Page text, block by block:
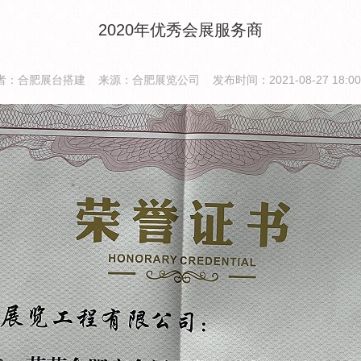
2020年优秀会展服务商
：合肥展台搭建 来源：合肥展览公司 发布时间：2021-08-27